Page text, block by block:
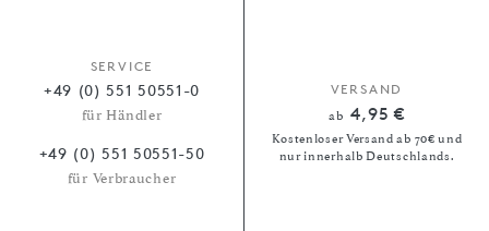
SERVICE
+49 (0) 551 50551-0
für Händler
+49 (0) 551 50551-50
für Verbraucher
VERSAND
ab 4,95 €
Kostenloser Versand ab 70€ und
nur innerhalb Deutschlands.